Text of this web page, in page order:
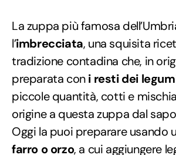
La zuppa più famosa
l’imbrecciata, una squisita
tradizione contadina che, in
preparata coni resti dei
piccole quantità, cotti e
origine a questa zuppa dal
Oggi la puoi preparare usando
farro o orzo, a cui aggiungere